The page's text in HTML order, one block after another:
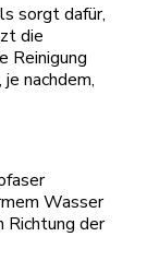
sorgt dafür,
die
Reinigung
nachdem,
Wasser
Richtung der